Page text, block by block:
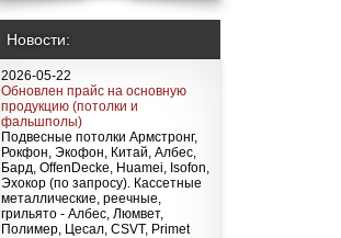
Новости:
2026-05-22
Обновлен прайс на основную
продукцию (потолки и
фальшполы)
Подвесные потолки Армстронг,
Рокфон, Экофон, Китай, Албес,
Бард, OffenDecke, Huamei, Isofon,
Эхокор (по запросу). Кассетные
металлические, реечные,
грильято - Албес, Люмвет,
Полимер, Цесал, CSVT, Primet